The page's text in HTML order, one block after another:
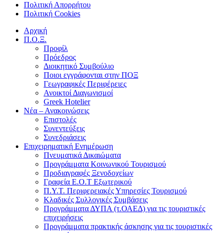
Πολιτική Απορρήτου
Πολιτική Cookies
Αρχική
Π.Ο.Ξ.
Προφίλ
Πρόεδρος
Διοικητικό Συμβούλιο
Ποιοι εγγράφονται στην ΠΟΞ
Γεωγραφικές Περιφέρειες
Ανοικτοί Διαγωνισμoί
Greek Hotelier
Νέα – Ανακοινώσεις
Επιστολές
Συνεντεύξεις
Συνεδριάσεις
Επιχειρηματική Ενημέρωση
Πνευματικά Δικαιώματα
Προγράμματα Κοινωνικού Τουρισμού
Προδιαγραφές Ξενοδοχείων
Γραφεία Ε.Ο.Τ Εξωτερικού
Π.Υ.Τ. Περιφερειακές Υπηρεσίες Τουρισμού
Κλαδικές Συλλογικές Συμβάσεις
Προγράμματα ΔΥΠΑ (τ.ΟΑΕΔ) για τις τουριστικές
επιχειρήσεις
Προγράμματα πρακτικής άσκησης για τις τουριστικές